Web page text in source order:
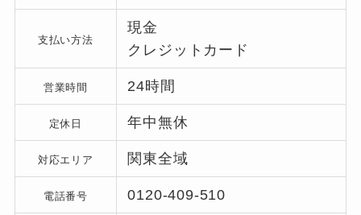
支払い方法
現金
クレジットカード
営業時間 24時間
定休日 年中無休
対応エリア 関東全域
電話番号 0120-409-510